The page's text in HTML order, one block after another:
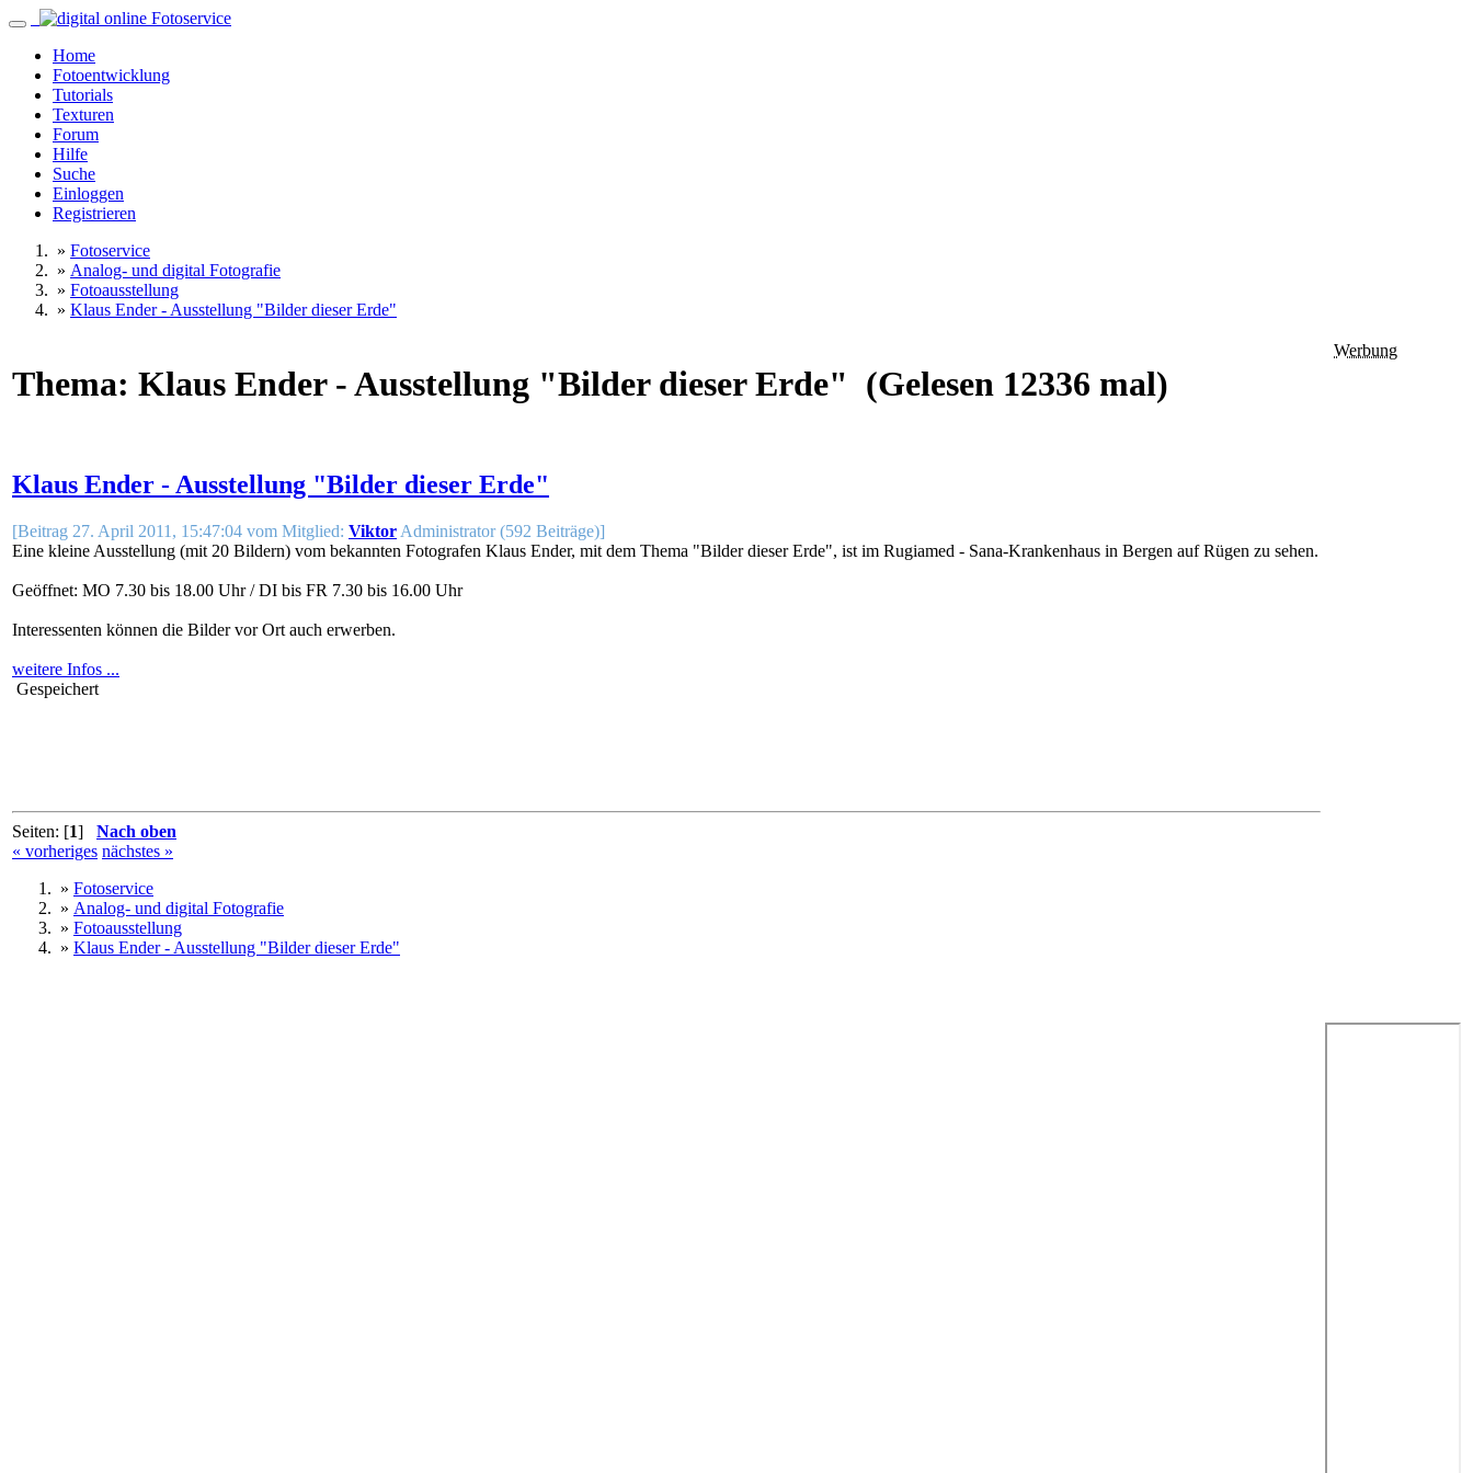
Home
Fotoentwicklung
Tutorials
Texturen
Forum
Hilfe
Suche
Einloggen
Registrieren
» Fotoservice
» Analog- und digital Fotografie
» Fotoausstellung
» Klaus Ender - Ausstellung "Bilder dieser Erde"
Thema: Klaus Ender - Ausstellung "Bilder dieser Erde" (Gelesen 12336 mal)
Klaus Ender - Ausstellung "Bilder dieser Erde"
[Beitrag 27. April 2011, 15:47:04 vom Mitglied: Viktor Administrator (592 Beiträge)]
Eine kleine Ausstellung (mit 20 Bildern) vom bekannten Fotografen Klaus Ender, mit dem Thema "Bilder dieser Erde", ist im Rugiamed - Sana-Krankenhaus in Bergen auf Rügen zu sehen.
Geöffnet: MO 7.30 bis 18.00 Uhr / DI bis FR 7.30 bis 16.00 Uhr
Interessenten können die Bilder vor Ort auch erwerben.
weitere Infos ...
Gespeichert
Seiten: [1] Nach oben
« vorheriges nächstes »
» Fotoservice
» Analog- und digital Fotografie
» Fotoausstellung
» Klaus Ender - Ausstellung "Bilder dieser Erde"
Werbung